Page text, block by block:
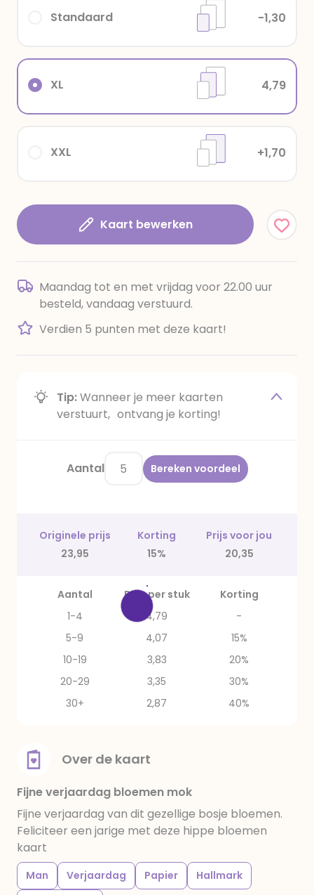
XXL +1,70
XL 4,79
Standaard -1,30
Kaart bewerken
Maandag tot en met vrijdag voor 22.00 uur
besteld, vandaag verstuurd.
Verdien 5 punten met deze kaart!
Tip:Wanneer je meer kaarten
verstuurt, ontvang je korting!
Aantal Bereken voordeel
Originele prijs Korting
Prijs voor jou
23,95
15% 20,35
Aantal Prijs per stuk
Korting
1-4
4,79
-
5-9
4,07
15%
10-19
3,83
20%
20-29
3,35
30%
30+
2,87 40%
Over de kaart
Fijne verjaardag bloemen mok
Fijne verjaardag van dit gezellige bosje bloemen.
Feliciteer een jarige met deze hippe bloemen
kaart
Man Verjaardag Papier
Hallmark